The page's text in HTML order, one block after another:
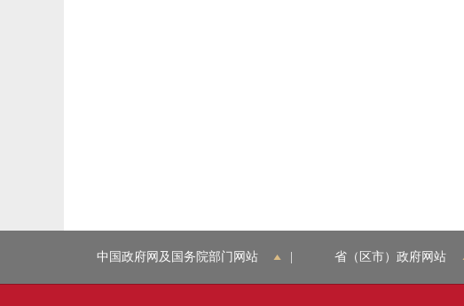
中国政府网及国务院部门网站 省（区市）政府网站